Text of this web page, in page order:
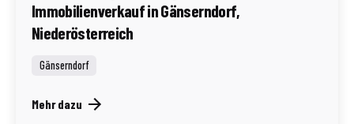
Immobilienverkauf in Gänserndorf,
Niederösterreich
Gänserndorf
Mehr dazu